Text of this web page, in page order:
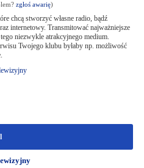
zgłoś awarię)
chcą stworzyć własne radio, bądź
internetowy. Transmitować najważniejsze
niezwykle atrakcyjnego medium.
Twojego klubu byłaby np. możliwość